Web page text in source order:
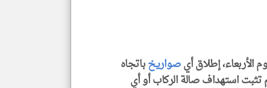
الأربعاء، إطلاق أيصواريخباتجاه
تثبت استهداف صالة الركاب أو أي
klyoum.com